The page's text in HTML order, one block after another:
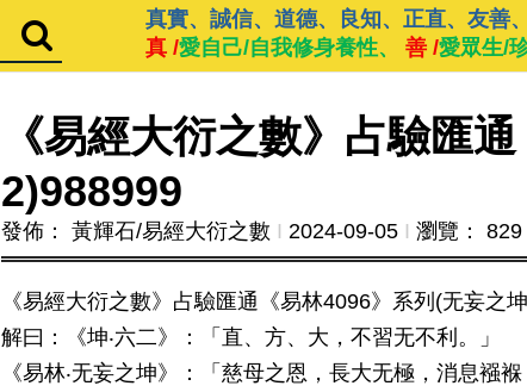
真實、誠信、道德、良知、正直、友善
真 /愛自己/自我修身養性、 善 /愛眾生/
《易經大衍之數》占驗匯
2)988999
發佈： 黃輝石/易經大衍之數 Ι 2024-09-05 Ι 瀏覽： 829
《易經大衍之數》占驗匯通《易林4096》系列(无妄之
解曰：《坤‧六二》：「直、方、大，不習无不利。」
《易林‧无妄之坤》：「慈母之恩，長大无極，消息襁褓